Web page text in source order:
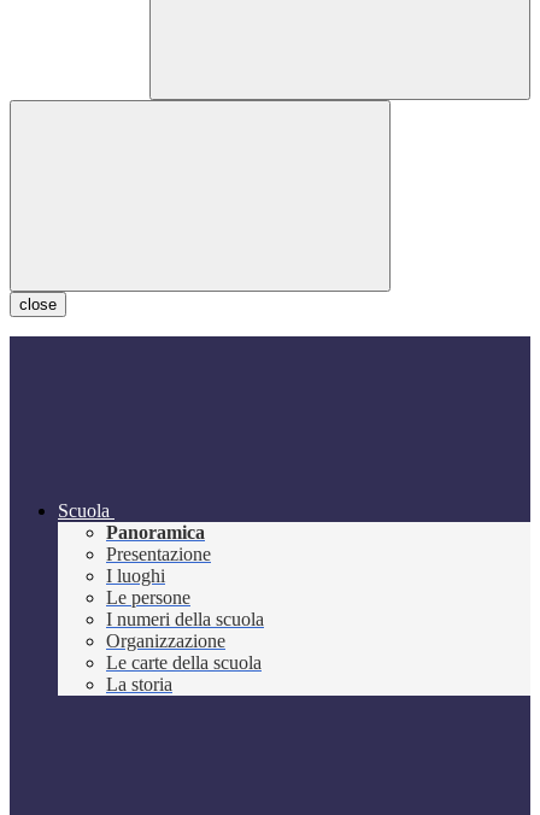
close
Scuola
Panoramica
Presentazione
I luoghi
Le persone
I numeri della scuola
Organizzazione
Le carte della scuola
La storia